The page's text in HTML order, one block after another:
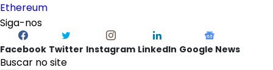
Ethereum
Siga-nos
Facebook Twitter Instagram LinkedIn Google News
Buscar no site